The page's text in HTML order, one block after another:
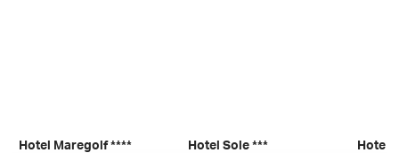
Hotel Maregolf **** Hotel Sole *** Hotel